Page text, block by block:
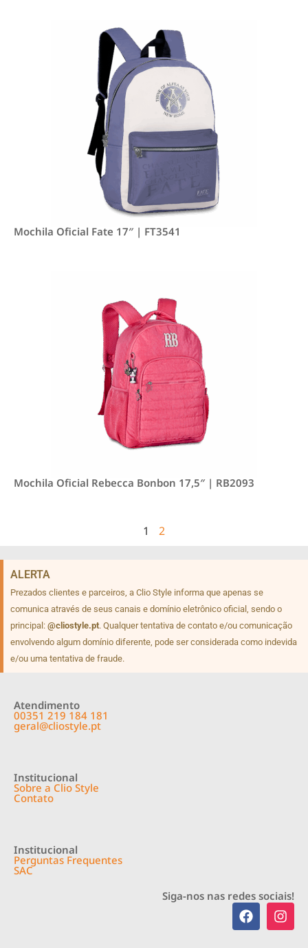
Mochila Oficial Fate 17″ | FT3541
Mochila Oficial Rebecca Bonbon 17,5″ | RB2093
1 2
ALERTA
Prezados clientes e parceiros, a Clio Style informa que apenas se
comunica através de seus canais e domínio eletrônico oficial, sendo o
principal: @cliostyle.pt. Qualquer tentativa de contato e/ou comunicação
envolvendo algum domínio diferente, pode ser considerada como indevida
e/ou uma tentativa de fraude.
Atendimento
00351 219 184 181
geral@cliostyle.pt
Institucional
Sobre a Clio Style
Contato
Institucional
Perguntas Frequentes
SAC
Siga-nos nas redes sociais!